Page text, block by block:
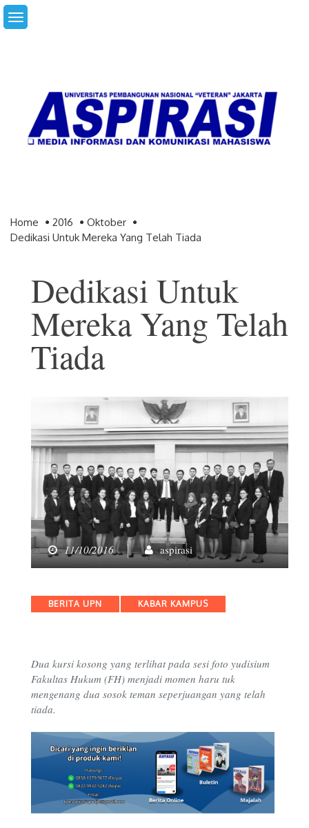
Skip
to
Home 2016
Oktober
Dedikasi Untuk Mereka Yang Telah Tiada
Dedikasi Untuk
Mereka Yang Telah
Tiada
11/10/2016 aspirasi
Categories
BERITA UPN KABAR KAMPUS
Dua kursi kosong yang terlihat pada sesi foto yudisium
Fakultas Hukum (FH) menjadi momen haru tuk
mengenang dua sosok teman seperjuangan yang telah
tiada.